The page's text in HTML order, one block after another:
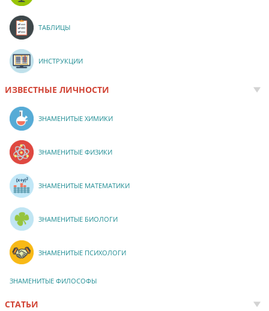
ТАБЛИЦЫ
ИНСТРУКЦИИ
ИЗВЕСТНЫЕ ЛИЧНОСТИ
ЗНАМЕНИТЫЕ ХИМИКИ
ЗНАМЕНИТЫЕ ФИЗИКИ
ЗНАМЕНИТЫЕ МАТЕМАТИКИ
ЗНАМЕНИТЫЕ БИОЛОГИ
ЗНАМЕНИТЫЕ ПСИХОЛОГИ
ЗНАМЕНИТЫЕ ФИЛОСОФЫ
СТАТЬИ